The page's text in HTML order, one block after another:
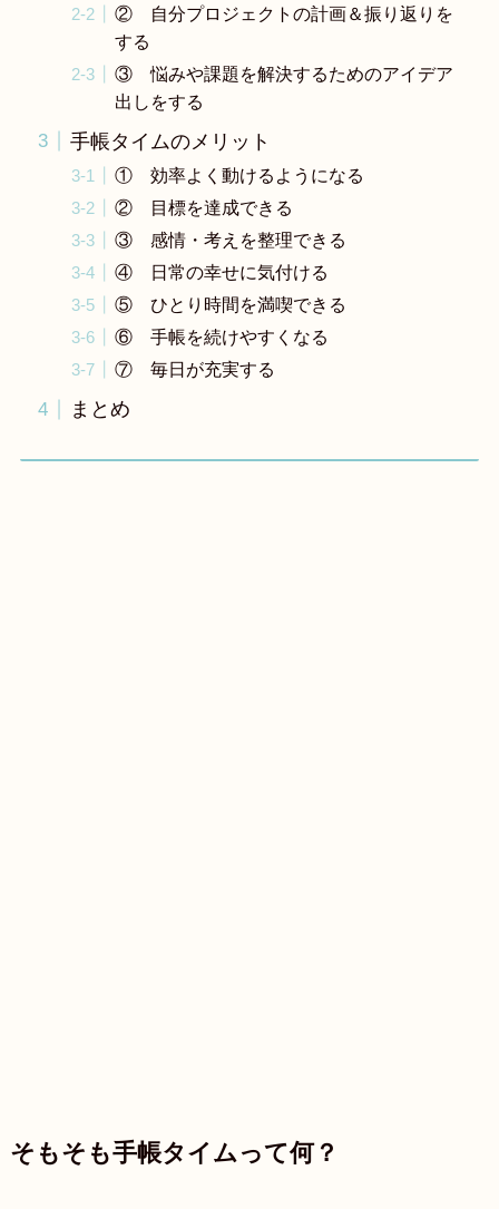
② 自分プロジェクトの計画＆振り返りを
する
③ 悩みや課題を解決するためのアイデア
出しをする
手帳タイムのメリット
① 効率よく動けるようになる
② 目標を達成できる
③ 感情・考えを整理できる
④ 日常の幸せに気付ける
⑤ ひとり時間を満喫できる
⑥ 手帳を続けやすくなる
⑦ 毎日が充実する
まとめ
そもそも手帳タイムって何？